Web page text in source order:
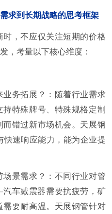
求到长期战略的思考框架
，不应仅关注短期的价格
，考量以下核心维度：
务拓展？：随着行业需求
特殊牌号、特殊规格定制
错过新市场机会。天展钢
快速响应能力，能为企业提
景需求？：不同行业对管
车减震器需要抗疲劳，矿
要耐高温。天展钢管针对